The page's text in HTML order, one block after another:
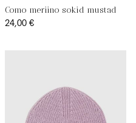
Como meriino sokid mustad
24,00 €